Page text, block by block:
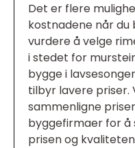
Det er flere
kostnadene når du
vurdere å velge
i stedet for
bygge i
tilbyr lavere priser.
sammenligne
byggefirmaer for å
prisen og